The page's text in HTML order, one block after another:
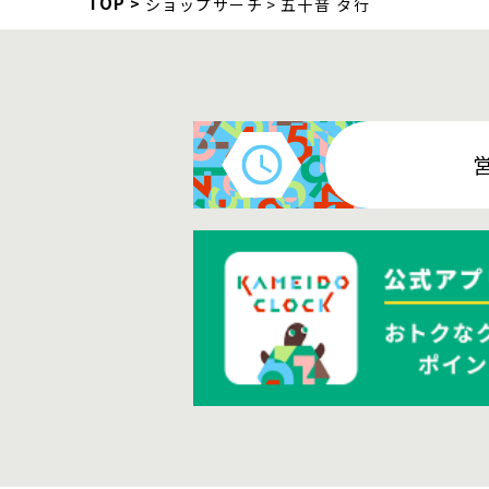
ショップサーチ 五十音 タ行